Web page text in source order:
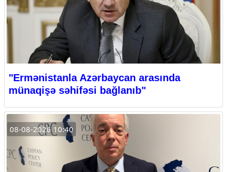
"Ermənistanla Azərbaycan arasında
münaqişə səhifəsi bağlanıb"
08-08-2026 10:40